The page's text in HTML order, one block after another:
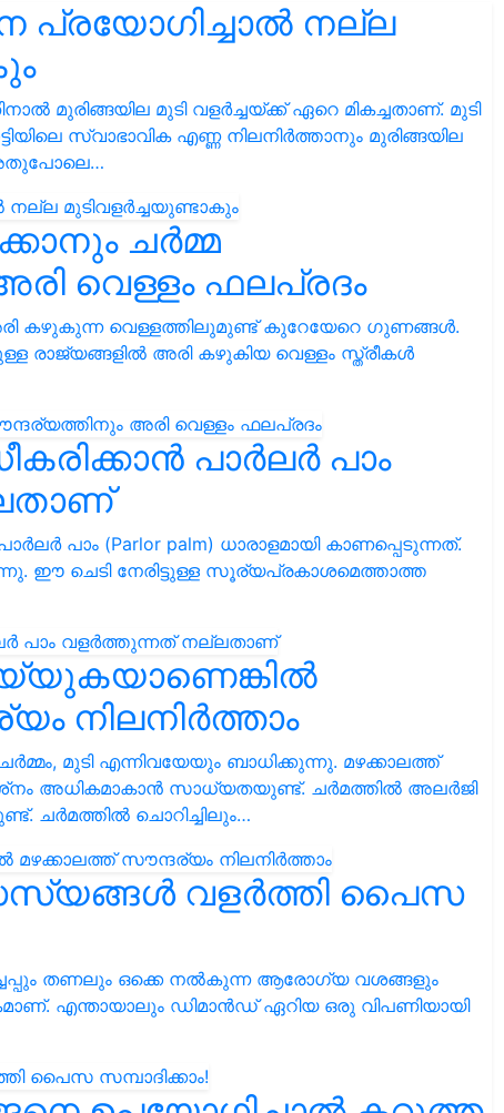
പ്രയോഗിച്ചാൽ നല്ല
മുരിങ്ങയില മുടി വളർച്ചയ്ക്ക് ഏറെ മികച്ചതാണ്. മുടി
സ്വാഭാവിക എണ്ണ നിലനിർത്താനും മുരിങ്ങയില
ചർമ്മ
വെള്ളം ഫലപ്രദം
കഴുകുന്ന വെള്ളത്തിലുമുണ്ട് കുറേയേറെ ഗുണങ്ങൾ.
രാജ്യങ്ങളിൽ അരി കഴുകിയ വെള്ളം സ്ത്രീകൾ
പാര്‍ലര്‍ പാം
പാം (Parlor palm) ധാരാളമായി കാണപ്പെടുന്നത്.
ഈ ചെടി നേരിട്ടുള്ള സൂര്യപ്രകാശമെത്താത്ത
നിലനിർത്താം
മുടി എന്നിവയേയും ബാധിക്കുന്നു. മഴക്കാലത്ത്
അധികമാകാന്‍ സാധ്യതയുണ്ട്. ചര്‍മത്തില്‍ അലര്‍ജി
ചര്‍മത്തില്‍ ചൊറിച്ചിലും…
സസ്യങ്ങൾ വളർത്തി പൈസ
പച്ചപ്പും തണലും ഒക്കെ നൽകുന്ന ആരോഗ്യ വശങ്ങളും
എന്തായാലും ഡിമാൻഡ് ഏറിയ ഒരു വിപണിയായി